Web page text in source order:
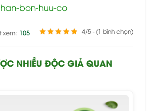
bon-huu-co
4/5 - (1 bình chọn)
xem: 105
NHIỀU ĐỘC GIẢ QUAN